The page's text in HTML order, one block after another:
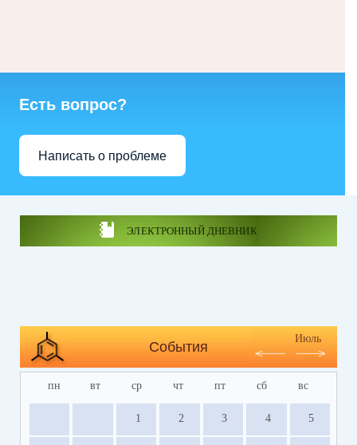
Есть вопрос?
Написать о проблеме
ЭЛЕКТРОННЫЙ ДНЕВНИК
События
Июль
пн вт ср чт пт сб вс
1 2 3 4 5